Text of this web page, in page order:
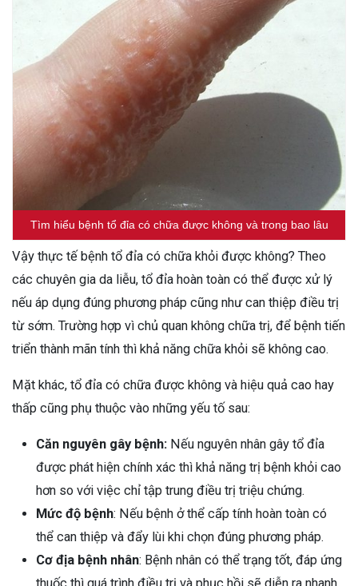
Tìm hiểu bệnh tổ đỉa có chữa được không và trong bao lâu
Vậy thực tế bệnh tổ đỉa có chữa khỏi được không? Theo
các chuyên gia da liễu, tổ đỉa hoàn toàn có thể được xử lý
nếu áp dụng đúng phương pháp cũng như can thiệp điều trị
từ sớm. Trường hợp vì chủ quan không chữa trị, để bệnh tiến
triển thành mãn tính thì khả năng chữa khỏi sẽ không cao.
Mặt khác, tổ đỉa có chữa được không và hiệu quả cao hay
thấp cũng phụ thuộc vào những yếu tố sau:
Căn nguyên gây bệnh: Nếu nguyên nhân gây tổ đỉa
được phát hiện chính xác thì khả năng trị bệnh khỏi cao
hơn so với việc chỉ tập trung điều trị triệu chứng.
Mức độ bệnh: Nếu bệnh ở thể cấp tính hoàn toàn có
thể can thiệp và đẩy lùi khi chọn đúng phương pháp.
Cơ địa bệnh nhân: Bệnh nhân có thể trạng tốt, đáp ứng